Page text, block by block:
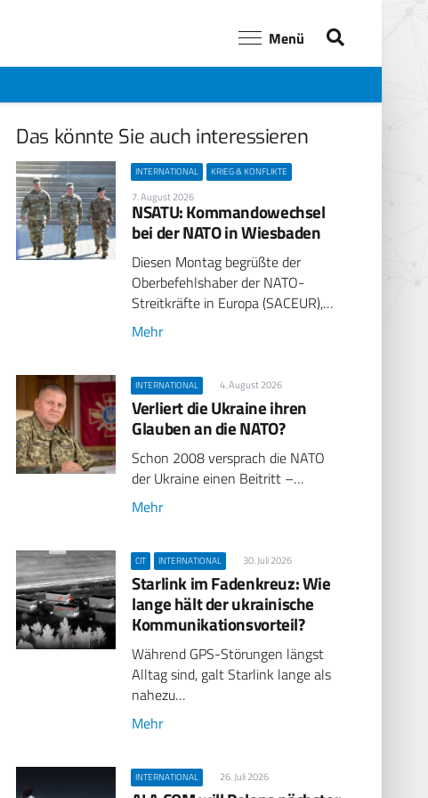
Menü
Das könnte Sie auch interessieren
INTERNATIONAL KRIEG & KONFLIKTE
7. August 2026
NSATU: Kommandowechsel
bei der NATO in Wiesbaden
Diesen Montag begrüßte der
Oberbefehlshaber der NATO-
Streitkräfte in Europa (SACEUR),…
Mehr
INTERNATIONAL 4. August 2026
Verliert die Ukraine ihren
Glauben an die NATO?
Schon 2008 versprach die NATO
der Ukraine einen Beitritt –…
Mehr
CIT INTERNATIONAL 30. Juli 2026
Starlink im Fadenkreuz: Wie
lange hält der ukrainische
Kommunikationsvorteil?
Während GPS-Störungen längst
Alltag sind, galt Starlink lange als
nahezu…
Mehr
INTERNATIONAL 26. Juli 2026